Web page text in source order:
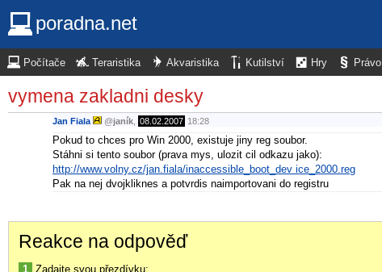
poradna.net
Počítače Teraristika Akvaristika Kutilství Hry Právo
vymena zakladni desky
Jan Fiala @janík 08.02.2007 18:28
Pokud to chces pro Win 2000, existuje jiny reg soubor.
Stáhni si tento soubor (prava mys, ulozit cil odkazu jako):
http://www.volny.cz/jan.fiala/inaccessible_boot_dev ice_2000.reg
Pak na nej dvojkliknes a potvrdis naimportovani do registru
Reakce na odpověď
1 Zadajte svou přezdívku: